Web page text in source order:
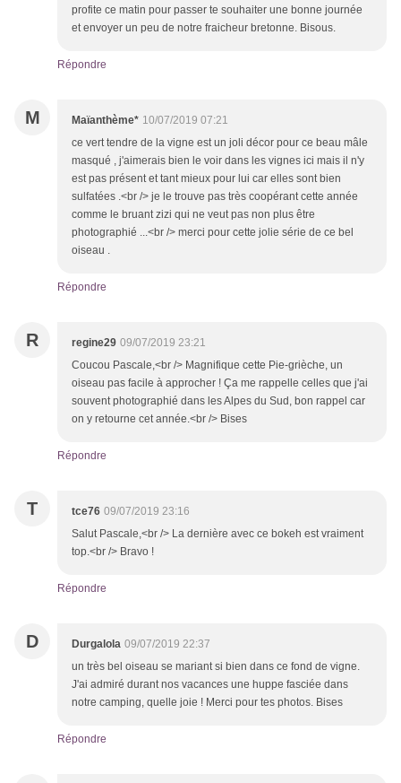
profite ce matin pour passer te souhaiter une bonne journée
et envoyer un peu de notre fraicheur bretonne. Bisous.
Répondre
M Maïanthème* 10/07/2019 07:21
ce vert tendre de la vigne est un joli décor pour ce beau mâle
masqué , j'aimerais bien le voir dans les vignes ici mais il n'y
est pas présent et tant mieux pour lui car elles sont bien
sulfatées .<br /> je le trouve pas très coopérant cette année
comme le bruant zizi qui ne veut pas non plus être
photographié ...<br /> merci pour cette jolie série de ce bel
oiseau .
Répondre
R regine29 09/07/2019 23:21
Coucou Pascale,<br /> Magnifique cette Pie-grièche, un
oiseau pas facile à approcher ! Ça me rappelle celles que j'ai
souvent photographié dans les Alpes du Sud, bon rappel car
on y retourne cet année.<br /> Bises
Répondre
T tce76 09/07/2019 23:16
Salut Pascale,<br /> La dernière avec ce bokeh est vraiment
top.<br /> Bravo !
Répondre
D Durgalola 09/07/2019 22:37
un très bel oiseau se mariant si bien dans ce fond de vigne.
J'ai admiré durant nos vacances une huppe fasciée dans
notre camping, quelle joie ! Merci pour tes photos. Bises
Répondre